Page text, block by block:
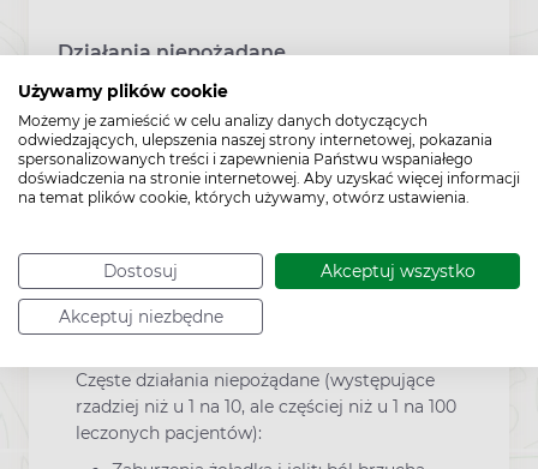
Używamy plików cookie
Możemy je zamieścić w celu analizy danych dotyczących
odwiedzających, ulepszenia naszej strony internetowej, pokazania
spersonalizowanych treści i zapewnienia Państwu wspaniałego
doświadczenia na stronie internetowej. Aby uzyskać więcej informacji
na temat plików cookie, których używamy, otwórz ustawienia.
Dostosuj Akceptuj wszystko
Akceptuj niezbędne
Działania niepożądane
Jak każdy lek, lek Arthryl może powodować
działania niepożądane, chociaż nie u każdego
one wystąpią. Badania kliniczne wykazały, że
lek jest dobrze tolerowany. Działania
liczby pacjentów. Były one najczęściej
przemijające i słabo nasilone.
Obserwowane działania niepożądane
Częste działania niepożądane (występujące
rzadziej niż u 1 na 10, ale częściej niż u 1 na 100
leczonych pacjentów):